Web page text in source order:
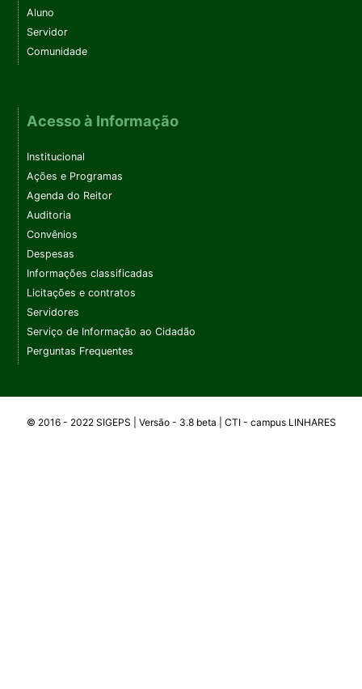
Aluno
Servidor
Comunidade
Acesso à Informação
Institucional
Ações e Programas
Agenda do Reitor
Auditoria
Convênios
Despesas
Informações classificadas
Licitações e contratos
Servidores
Serviço de Informação ao Cidadão
Perguntas Frequentes
© 2016 - 2022 SIGEPS | Versão - 3.8 beta | CTI - campusLINHARES